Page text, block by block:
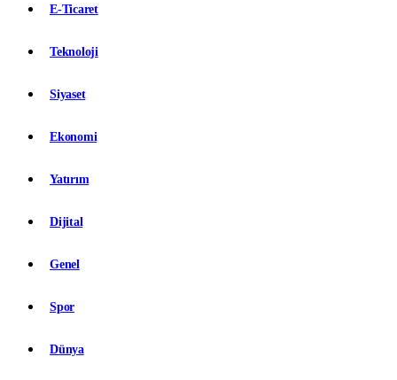
E-Ticaret
Teknoloji
Siyaset
Ekonomi
Yatırım
Dijital
Genel
Spor
Dünya